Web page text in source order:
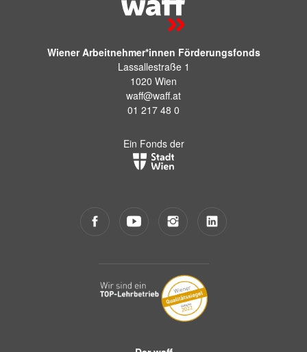
Wiener Arbeitnehmer*innen Förderungsfonds
Lassallestraße 1
1020 Wien
waff@waff.at
01 217 48 0
Ein Fonds der